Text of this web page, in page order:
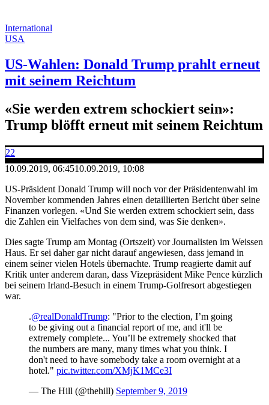
International
USA
US-Wahlen: Donald Trump prahlt erneut
mit seinem Reichtum
«Sie werden extrem schockiert sein»:
Trump blöfft erneut mit seinem Reichtum
22
10.09.2019, 06:4510.09.2019, 10:08
US-Präsident Donald Trump will noch vor der Präsidentenwahl im
November kommenden Jahres einen detaillierten Bericht über seine
Finanzen vorlegen. «Und Sie werden extrem schockiert sein, dass
die Zahlen ein Vielfaches von dem sind, was Sie denken».
Dies sagte Trump am Montag (Ortszeit) vor Journalisten im Weissen
Haus. Er sei daher gar nicht darauf angewiesen, dass jemand in
einem seiner vielen Hotels übernachte. Trump reagierte damit auf
Kritik unter anderem daran, dass Vizepräsident Mike Pence kürzlich
bei seinem Irland-Besuch in einem Trump-Golfresort abgestiegen
war.
.@realDonaldTrump: "Prior to the election, I’m going
to be giving out a financial report of me, and it'll be
extremely complete... You’ll be extremely shocked that
the numbers are many, many times what you think. I
don't need to have somebody take a room overnight at a
hotel." pic.twitter.com/XMjK1MCe3I
— The Hill (@thehill) September 9, 2019